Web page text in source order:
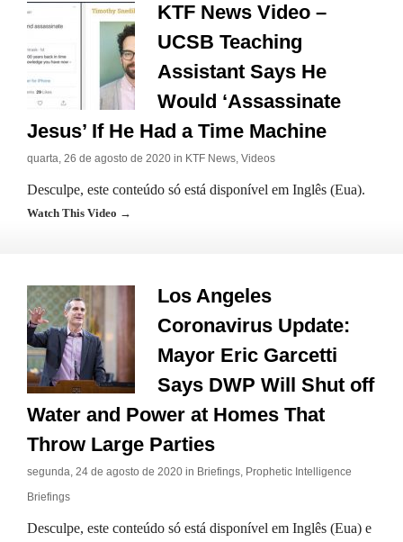
KTF News Video –
UCSB Teaching
Assistant Says He
Would ‘Assassinate
Jesus’ If He Had a Time Machine
quarta, 26 de agosto de 2020 in KTF News, Videos
Desculpe, este conteúdo só está disponível em Inglês (Eua).
Watch This Video →
Los Angeles
Coronavirus Update:
Mayor Eric Garcetti
Says DWP Will Shut off
Water and Power at Homes That
Throw Large Parties
segunda, 24 de agosto de 2020 in Briefings, Prophetic Intelligence
Briefings
Desculpe, este conteúdo só está disponível em Inglês (Eua) e